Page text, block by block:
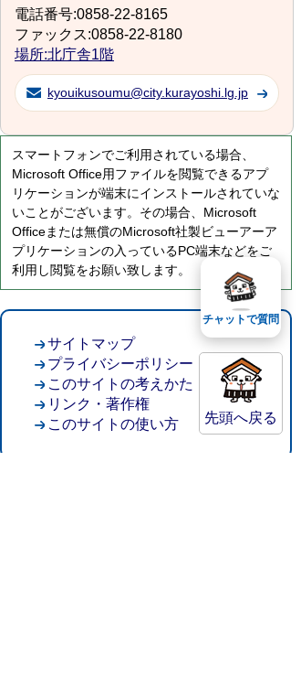
電話番号:0858-22-8165
ファックス:0858-22-8180
場所:北庁舎1階
kyouikusoumu@city.kurayoshi.lg.jp
スマートフォンでご利用されている場合、
Microsoft Office用ファイルを閲覧できるアプ
リケーションが端末にインストールされていな
いことがございます。その場合、Microsoft
Officeまたは無償のMicrosoft社製ビューアーア
プリケーションの入っているPC端末などをご
利用し閲覧をお願い致します。
先頭へ戻る
サイトマップ
プライバシーポリシー
このサイトの考えかた
リンク・著作権
このサイトの使い方
チャットで質問